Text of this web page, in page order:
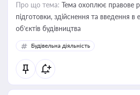
Про що тема: Тема охоплює правове
підготовки, здійснення та введення в
об’єктів будівництва
Будівельна діяльність